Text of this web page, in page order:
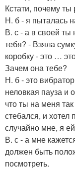
Кстати, почему
Н. б - я пыталась
В. с - а в своей ты
тебя? - Взяла
коробку - это …
Зачем она тебе?
Н. б - это
неловкая пауза и
что ты на меня
стебался, и хотел
случайно мне, я
В. с - а мне
должен быть
посмотреть.